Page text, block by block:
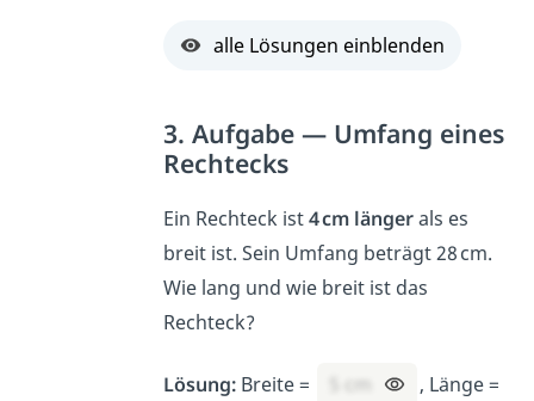
alle Lösungen einblenden
3. Aufgabe — Umfang eines
Rechtecks
Ein Rechteck ist4 cm längerals es
breit ist. Sein Umfang beträgt 28 cm.
Wie lang und wie breit ist das
Rechteck?
Lösung: Breite = 5 cm , Länge =